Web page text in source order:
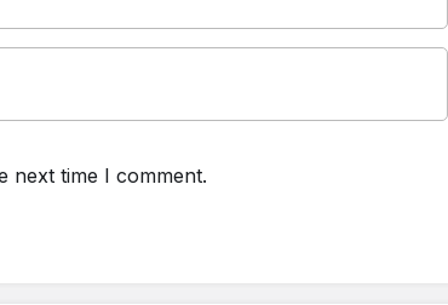
next time I comment.